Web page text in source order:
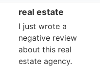
real estate
I just wrote a
negative review
about this real
estate agency.